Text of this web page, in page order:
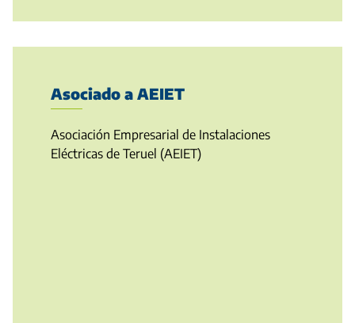
Asociado a AEIET
Asociación Empresarial de Instalaciones
Eléctricas de Teruel (AEIET)